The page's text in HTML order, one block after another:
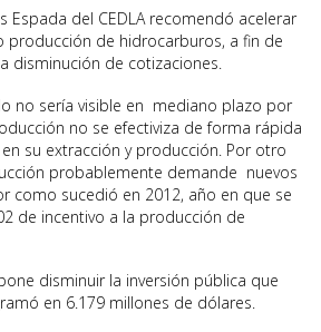
Espada del CEDLA recomendó acelerar
producción de hidrocarburos, a fin de
disminución de cotizaciones.
no sería visible en mediano plazo por
no se efectiviza de forma rápida
su extracción y producción. Por otro
probablemente demande nuevos
como sucedió en 2012, año en que se
de incentivo a la producción de
disminuir la inversión pública que
en 6.179 millones de dólares.